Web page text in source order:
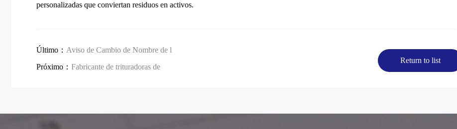
personalizadas que conviertan residuos en activos.
Último： Aviso de Cambio de Nombre de l
Próximo： Fabricante de trituradoras de
Return to list